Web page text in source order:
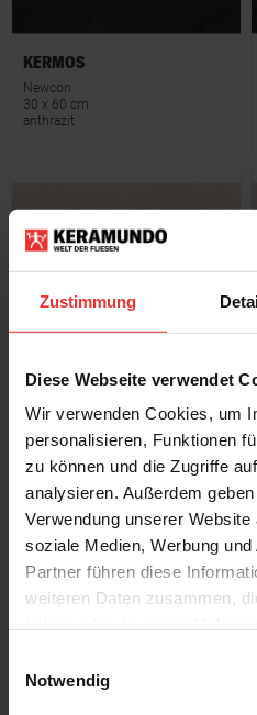
Zustimmung
Diese Webseite verwendet
Wir verwenden Cookies, um
personalisieren, Funktionen
zu können und die Zugriffe
analysieren. Außerdem
Verwendung unserer
soziale Medien, Werbung
Partner führen diese
weiteren Daten zusammen,
Notwendig
KERMOS
Newcon
30 x 60 cm
anthrazit
creme
Stilvolle Betonoptik
Newcon Fliesen
Aus der modernen Architektur sind
raus. Das macht vor allem die
Begleiter für jeden Einrichtungsstil und